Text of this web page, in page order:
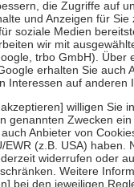
grundsätzlich auch für
der Kosten sowie
der Versicherten für ihre
Stellung der
an bei:
bis zum
Vorsorge und